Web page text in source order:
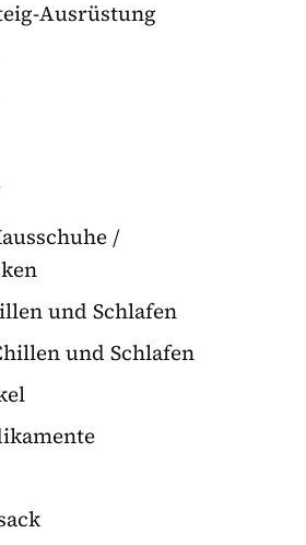
Ausrüstung
/
und Schlafen
und Schlafen